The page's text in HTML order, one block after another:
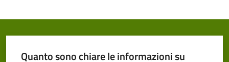
Quanto sono chiare le informazioni su